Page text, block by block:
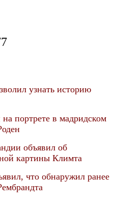
узнать историю
портрете в мадридском
объявил об
картины Климта
что обнаружил ранее